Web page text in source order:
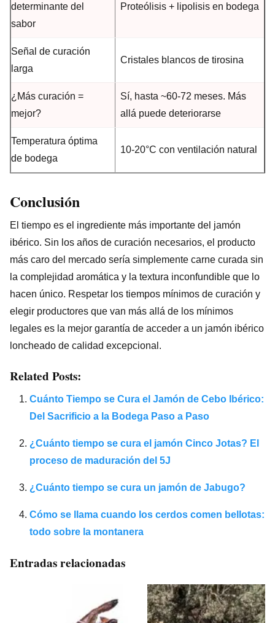
determinante del
sabor
Proteólisis + lipolisis en bodega
Señal de curación
larga
Cristales blancos de tirosina
¿Más curación =
mejor?
Sí, hasta ~60-72 meses. Más
allá puede deteriorarse
Temperatura óptima
de bodega
10-20°C con ventilación natural
Conclusión
El tiempo es el ingrediente más importante del jamón
ibérico. Sin los años de curación necesarios, el producto
más caro del mercado sería simplemente carne curada sin
la complejidad aromática y la textura inconfundible que lo
hacen único. Respetar los tiempos mínimos de curación y
elegir productores que van más allá de los mínimos
legales es la mejor garantía de acceder a un jamón ibérico
loncheado de calidad excepcional.
Related Posts:
Cuánto Tiempo se Cura el Jamón de Cebo Ibérico:
Del Sacrificio a la Bodega Paso a Paso
¿Cuánto tiempo se cura el jamón Cinco Jotas? El
proceso de maduración del 5J
¿Cuánto tiempo se cura un jamón de Jabugo?
Cómo se llama cuando los cerdos comen bellotas:
todo sobre la montanera
Entradas relacionadas